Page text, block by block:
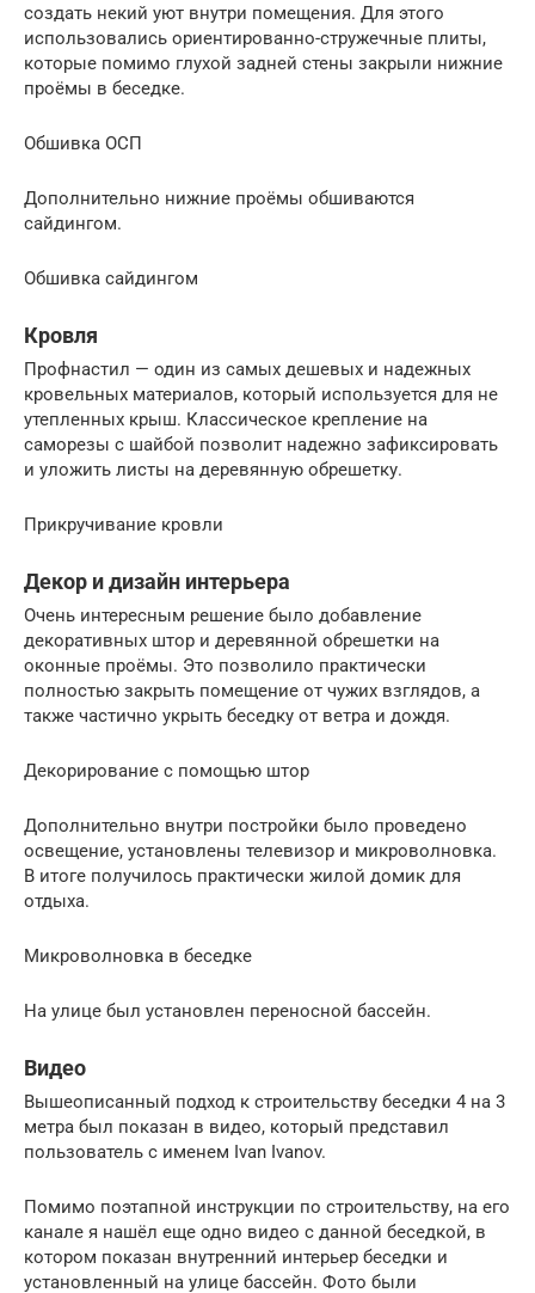
создать некий уют внутри помещения. Для этого
использовались ориентированно-стружечные плиты,
которые помимо глухой задней стены закрыли нижние
проёмы в беседке.
Обшивка ОСП
Дополнительно нижние проёмы обшиваются
сайдингом.
Обшивка сайдингом
Кровля
Профнастил — один из самых дешевых и надежных
кровельных материалов, который используется для не
утепленных крыш. Классическое крепление на
саморезы с шайбой позволит надежно зафиксировать
и уложить листы на деревянную обрешетку.
Прикручивание кровли
Декор и дизайн интерьера
Очень интересным решение было добавление
декоративных штор и деревянной обрешетки на
оконные проёмы. Это позволило практически
полностью закрыть помещение от чужих взглядов, а
также частично укрыть беседку от ветра и дождя.
Декорирование с помощью штор
Дополнительно внутри постройки было проведено
освещение, установлены телевизор и микроволновка.
В итоге получилось практически жилой домик для
отдыха.
Микроволновка в беседке
На улице был установлен переносной бассейн.
Видео
Вышеописанный подход к строительству беседки 4 на 3
метра был показан в видео, который представил
пользователь с именем Ivan Ivanov.
Помимо поэтапной инструкции по строительству, на его
канале я нашёл еще одно видео с данной беседкой, в
котором показан внутренний интерьер беседки и
установленный на улице бассейн. Фото были